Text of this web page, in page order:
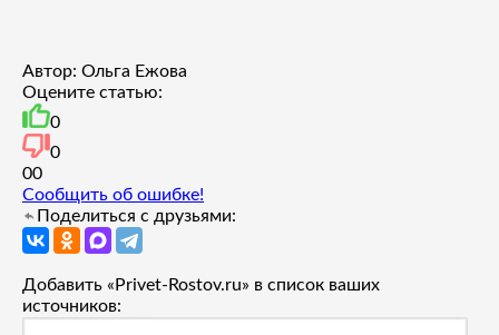
Автор: Ольга Ежова
Оцените статью:
0
0
00
Сообщить об ошибке!
Поделиться с друзьями:
Добавить «Privet-Rostov.ru» в список ваших
источников: